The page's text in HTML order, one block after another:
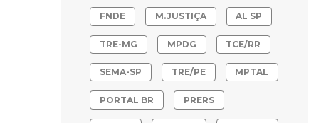
FNDE M.JUSTIÇA AL SP
TRE-MG MPDG TCE/RR
SEMA-SP TRE/PE MPTAL
PORTAL BR PRERS